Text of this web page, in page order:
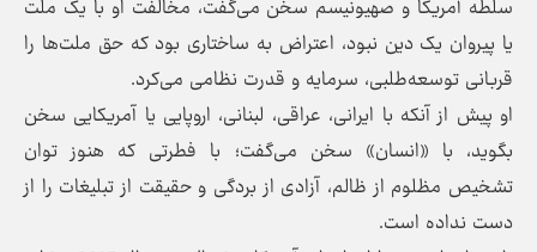
سلطه آمریکا و صهیونیسم سخن می‌گفت، مخالفت او با یک ملت
یا پیروان یک دین نبود، اعتراض به ساختاری بود که حق ملت‌ها را
قربانی توسعه‌طلبی، سرمایه و قدرت نظامی می‌کرد.
او پیش از آنکه با ایرانی، عراقی، لبنانی، اروپایی یا آمریکایی سخن
بگوید، با «انسان» سخن می‌گفت؛ با فطرتی که هنوز توان
تشخیص مظلوم از ظالم، آزادی از بردگی و حقیقت از تبلیغات را از
دست نداده است.